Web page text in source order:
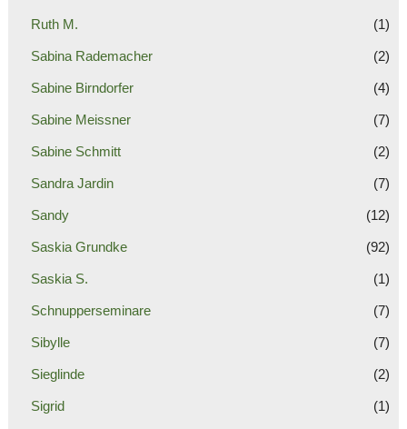
Ruth M. (1)
Sabina Rademacher (2)
Sabine Birndorfer (4)
Sabine Meissner (7)
Sabine Schmitt (2)
Sandra Jardin (7)
Sandy (12)
Saskia Grundke (92)
Saskia S. (1)
Schnupperseminare (7)
Sibylle (7)
Sieglinde (2)
Sigrid (1)